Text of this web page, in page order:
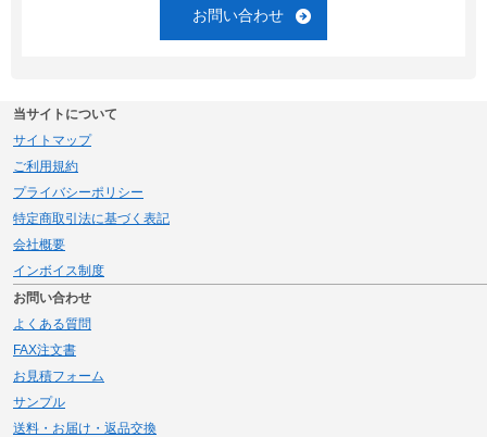
お問い合わせ
当サイトについて
サイトマップ
ご利用規約
プライバシーポリシー
特定商取引法に基づく表記
会社概要
インボイス制度
お問い合わせ
よくある質問
FAX注文書
お見積フォーム
サンプル
送料・お届け・返品交換